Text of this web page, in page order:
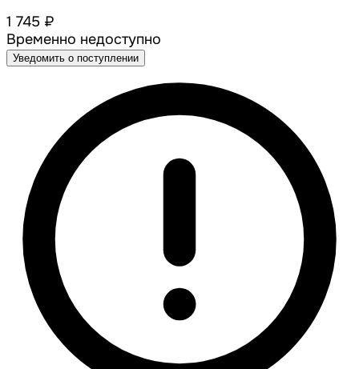
1 745 ₽
Временно недоступно
Уведомить о поступлении